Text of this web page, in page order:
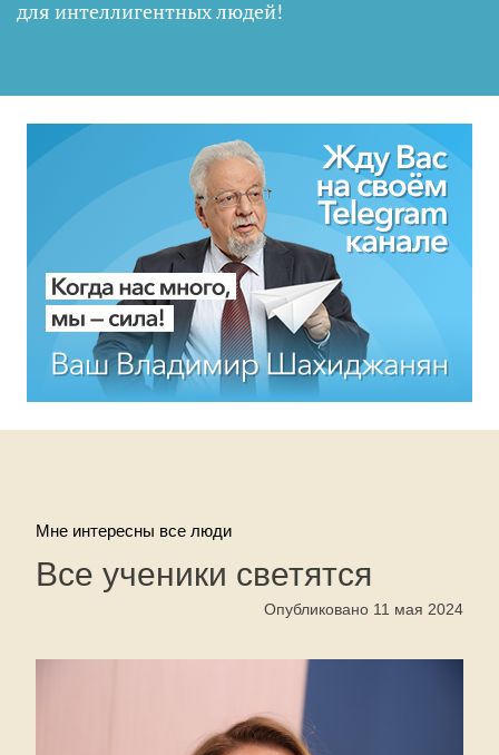
для интеллигентных людей!
Мне интересны все люди
Все ученики светятся
Опубликовано 11 мая 2024